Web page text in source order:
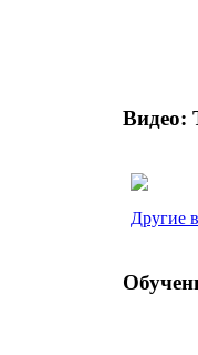
Видео:
Другие